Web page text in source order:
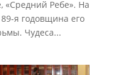
«Средний Ребе». На
я годовщина его
Чудеса...